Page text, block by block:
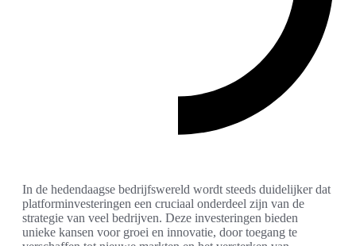
In de hedendaagse bedrijfswereld wordt steeds duidelijker dat
platforminvesteringen een cruciaal onderdeel zijn van de
strategie van veel bedrijven. Deze investeringen bieden
unieke kansen voor groei en innovatie, door toegang te